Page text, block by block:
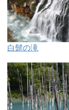
白髭の滝